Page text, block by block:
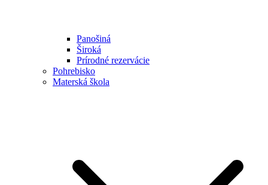
Panošiná
Široká
Prírodné rezervácie
Pohrebisko
Materská škola